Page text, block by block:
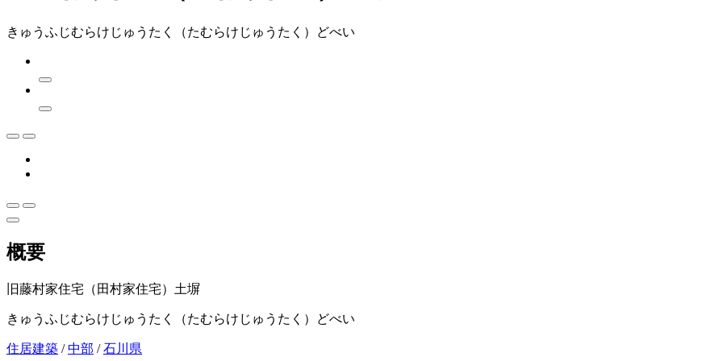
きゅうふじむらけじゅうたく（たむらけじゅうたく）どべい
概要
旧藤村家住宅（田村家住宅）土塀
きゅうふじむらけじゅうたく（たむらけじゅうたく）どべい
住居建築 /中部 /石川県